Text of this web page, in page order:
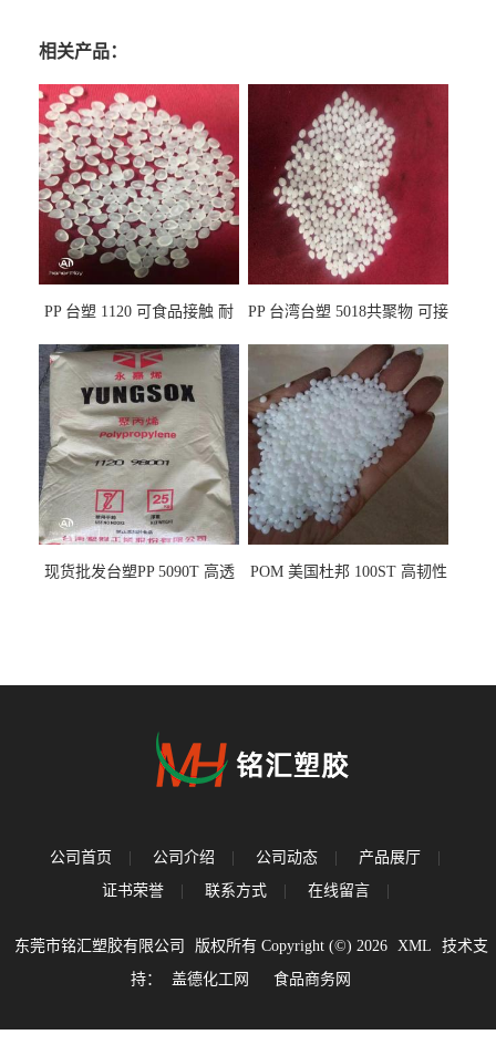
相关产品：
PP 台塑 1120 可食品接触 耐
PP 台湾台塑 5018共聚物 可接
现货批发台塑PP 5090T 高透
POM 美国杜邦 100ST 高韧性
公司首页 | 公司介绍 | 公司动态 | 产品展厅
|
证书荣誉
| 联系方式 | 在线留言 |
东莞市铭汇塑胶有限公司 版权所有 Copyright (©) 2026 XML
技术支
持：
盖德化工网 食品商务网